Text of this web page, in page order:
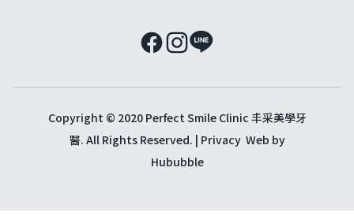
Copyright © 2020 Perfect Smile Clinic 丰采美學牙
醫. All Rights Reserved. | PrivacyWeb by
Hububble